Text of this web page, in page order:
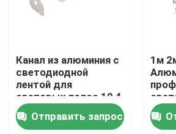
УДАР привел прокладку
Одиночная прокладка СИД
Настраиваемая белая
Канал из алюминия с
светодиодной
лентой для
световых полос 10,4
мм
Отправить запрос
1м